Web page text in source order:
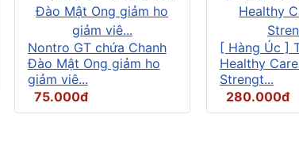
Nontro GT chứa Chanh
Đào Mật Ong giảm ho
giảm viê...
75.000đ
[ Hàng Úc ]
Healthy
Strengt...
280.000đ